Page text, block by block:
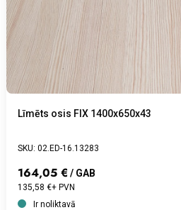
Līmēts osis FIX 1400x650x43
SKU: 02.ED-16.13283
164,05 € / GAB
135,58 €+ PVN
Ir noliktavā